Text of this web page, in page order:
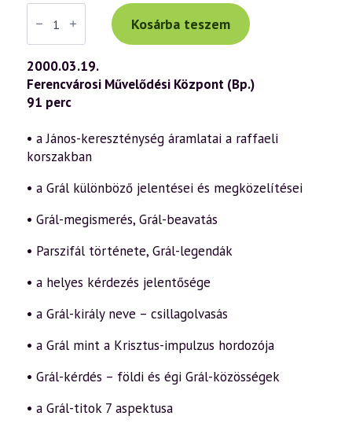
Váradi
Tibor
előadás
(139)
—
A
Szent
Grál
misztériuma
mennyiség
Kosárba teszem
2000.03.19.
Ferencvárosi Művelődési Központ (Bp.)
91 perc
• a János-kereszténység áramlatai a raffaeli
korszakban
• a Grál különböző jelentései és megközelítései
• Grál-megismerés, Grál-beavatás
• Parszifál története, Grál-legendák
• a helyes kérdezés jelentősége
• a Grál-király neve – csillagolvasás
• a Grál mint a Krisztus-impulzus hordozója
• Grál-kérdés – földi és égi Grál-közösségek
• a Grál-titok 7 aspektusa